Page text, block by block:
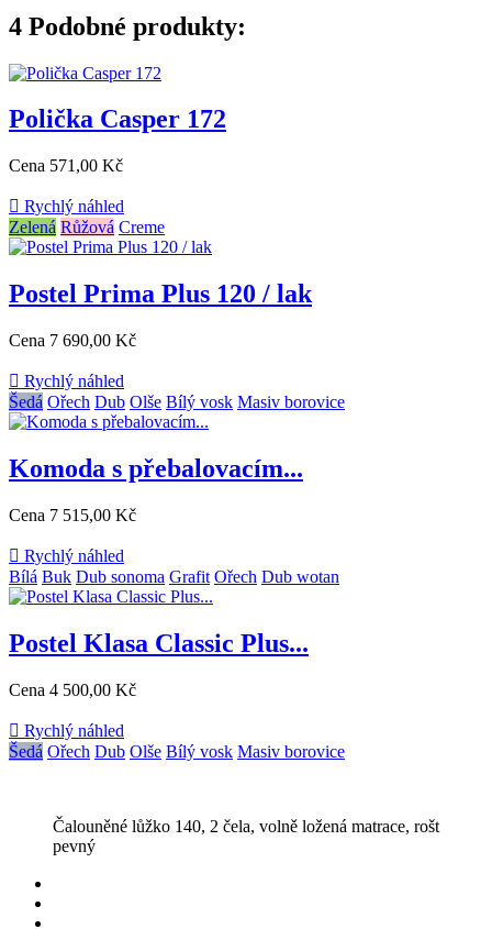
4 Podobné produkty:
Polička Casper 172
Cena 571,00 Kč
 Rychlý náhled
Zelená Růžová Creme
Postel Prima Plus 120 / lak
Cena 7 690,00 Kč
 Rychlý náhled
Šedá Ořech Dub Olše Bílý vosk Masiv borovice
Komoda s přebalovacím...
Cena 7 515,00 Kč
 Rychlý náhled
Bílá Buk Dub sonoma Grafit Ořech Dub wotan
Postel Klasa Classic Plus...
Cena 4 500,00 Kč
 Rychlý náhled
Šedá Ořech Dub Olše Bílý vosk Masiv borovice
Čalouněné lůžko 140, 2 čela, volně ložená matrace, rošt
pevný